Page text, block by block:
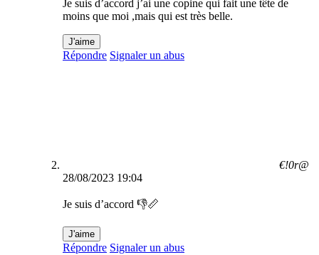
Je suis d’accord j’ai une copine qui fait une tête de
moins que moi ,mais qui est très belle.
J'aime
Répondre Signaler un abus
€!0r@
28/08/2023 19:04
Je suis d’accord 👎📏
J'aime
Répondre Signaler un abus